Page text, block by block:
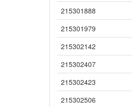
215301888
215301979
215302142
215302407
215302423
215302506